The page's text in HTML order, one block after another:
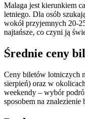
Malaga jest kierunkiem
letniego. Dla osób
wokół przyjemnych 20-
najtańsze, co czyni ją
Średnie ceny
Ceny biletów lotniczych
sierpień) oraz w
weekendy – wybór
sposobem na